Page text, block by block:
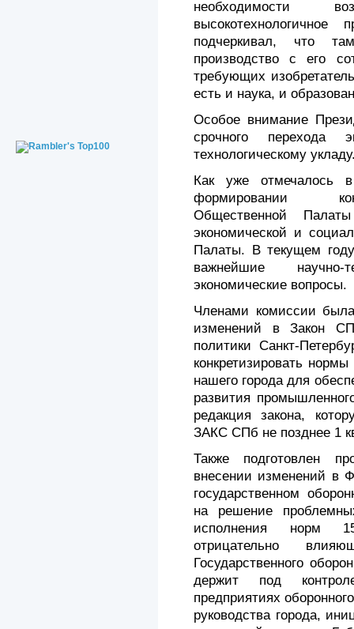
необходимости
подчеркивал, что
производство с его
требующих
есть и наука, и
Особое внимание
срочного перехода
технологическому
Как уже отмечалось
формировании
Общественной
экономической и
Палаты. В текущем
важнейшие
экономические вопросы.
Членами комиссии
изменений в Закон
политики Санкт-
конкретизировать
нашего города для
развития
редакция закона,
ЗАКС СПб не позднее 1
Также подготовлен
внесении изменений в
государственном
на решение
исполнения норм
отрицательно
Государственного
держит под
предприятиях
руководства города,